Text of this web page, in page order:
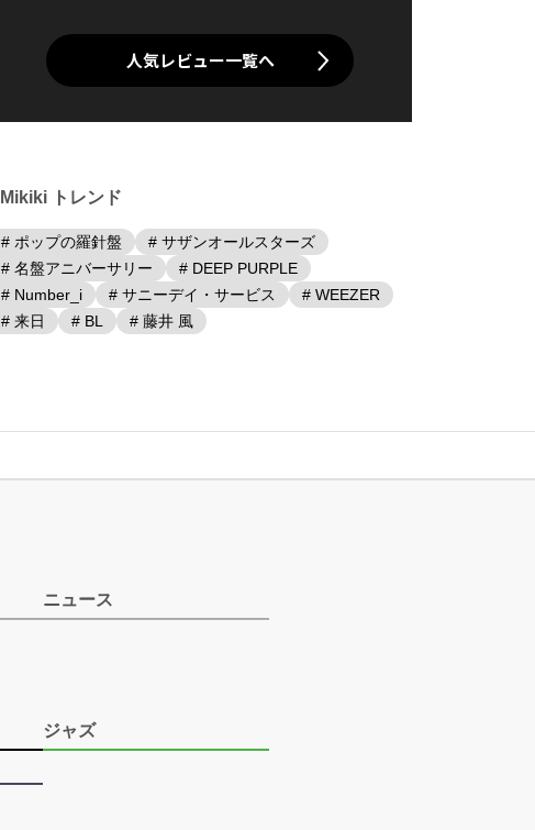
人気レビュー一覧へ
Mikiki トレンド
# ポップの羅針盤
# サザンオールスターズ
# 名盤アニバーサリー
# DEEP PURPLE
# Number_i
# サニーデイ・サービス
# WEEZER
# 来日
# BL # 藤井 風
ニュース
ジャズ